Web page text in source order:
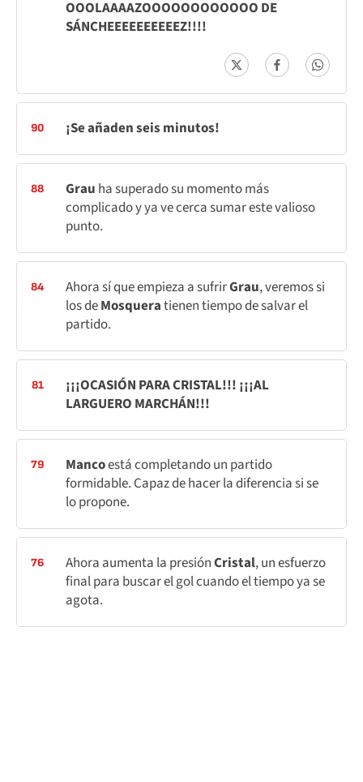
OOOLAAAAZOOOOOOOOOOOO DE
SÁNCHEEEEEEEEEEZ!!!!
90 ¡Se añaden seis minutos!
88 Grau ha superado su momento más
complicado y ya ve cerca sumar este valioso
punto.
84 Ahora sí que empieza a sufrirGrau, veremos si
los deMosqueratienen tiempo de salvar el
partido.
81
¡¡¡OCASIÓN PARA CRISTAL!!! ¡¡¡AL
LARGUERO MARCHÁN!!!
79 Mancoestá completando un partido
formidable. Capaz de hacer la diferencia si se
lo propone.
76 Ahora aumenta la presiónCristal, un esfuerzo
final para buscar el gol cuando el tiempo ya se
agota.